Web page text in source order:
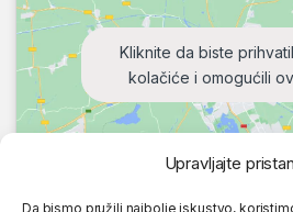
Upravljajte
Da bismo pružili najbolje iskustvo,
Kliknite da biste
kolačiće i omogućili